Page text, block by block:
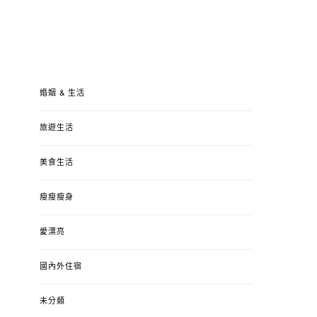
婚姻 & 生活
旅遊生活
美食生活
瘦瘦瘦身
愛漂亮
國內外住宿
未分類